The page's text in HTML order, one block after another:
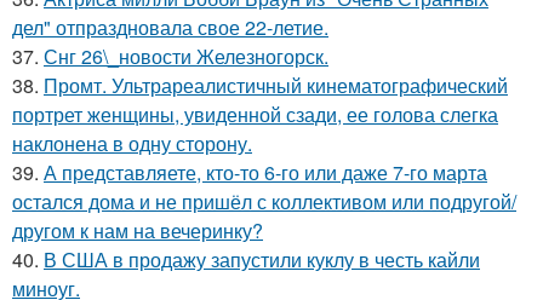
дел" отпраздновала свое 22-летие.
37. Снг 26\_новости Железногорск.
38. Промт. Ультрареалистичный кинематографический
портрет женщины, увиденной сзади, ее голова слегка
наклонена в одну сторону.
39. А представляете, кто-то 6-го или даже 7-го марта
остался дома и не пришёл с коллективом или подругой/
другом к нам на вечеринку?
40. В США в продажу запустили куклу в честь кайли
миноуг.